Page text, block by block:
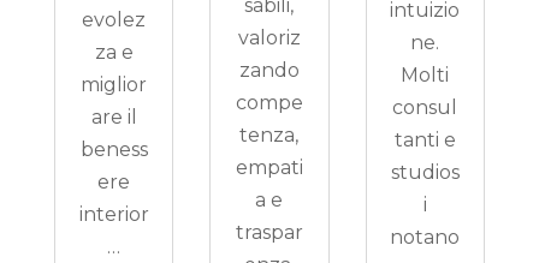
evolez
za e
miglior
are il
beness
ere
interior
…
sabili,
valoriz
zando
compe
tenza,
empati
a e
traspar
intuizio
ne.
Molti
consul
tanti e
studios
i
notano